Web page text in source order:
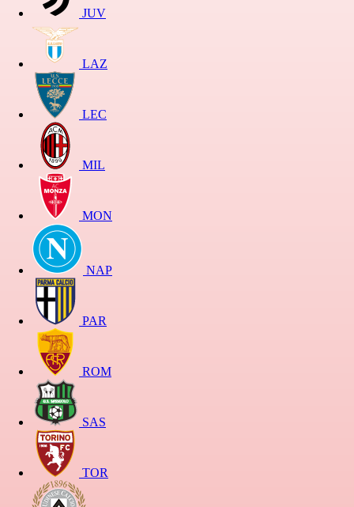
JUV
LAZ
LEC
MIL
MON
NAP
PAR
ROM
SAS
TOR